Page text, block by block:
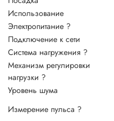
Использование
Электропитание ?
Подключение к сети
Система нагружения ?
Механизм регулировки
нагрузки ?
Уровень шума
Измерение пульса ?